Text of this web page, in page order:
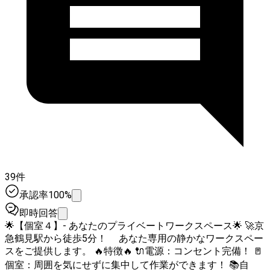
39件
承認率100%
即時回答
🌟【個室４】- あなたのプライベートワークスペース🌟 🚀京
急鶴見駅から徒歩5分！ あなた専用の静かなワークスペー
スをご提供します。 🔥特徴🔥 🔌電源：コンセント完備！ 🚪
個室：周囲を気にせずに集中して作業ができます！ 📚自